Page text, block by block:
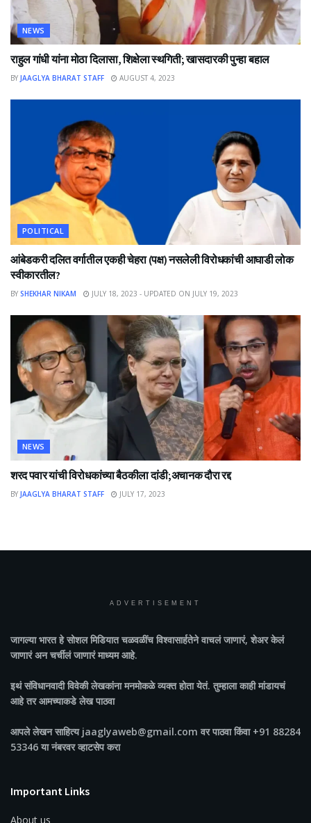
NEWS
राहुल गांधी यांना मोठा दिलासा, शिक्षेला स्थगिती; खासदारकी पुन्हा बहाल
BY JAAGLYA BHARAT STAFF AUGUST 4, 2023
POLITICAL
आंबेडकरी दलित वर्गातील एकही चेहरा (पक्ष) नसलेली विरोधकांची आघाडी लोक
स्वीकारतील?
BY SHEKHAR NIKAM JULY 18, 2023 - UPDATED ON JULY 19, 2023
NEWS
शरद पवार यांची विरोधकांच्या बैठकीला दांडी;अचानक दौरा रद्द
BY JAAGLYA BHARAT STAFF JULY 17, 2023
ADVERTISEMENT
जागल्या भारतहे सोशल मिडियात चळवळींच विश्वासार्हतेने वाचलं जाणारं, शेअर केलं
जाणारं अन चर्चीलं जाणारं माध्यम आहे.
इथं संविधानवादी विवेकी लेखकांना मनमोकळे व्यक्त होता येतं. तुम्हाला काही मांडायचं
आहे तर आमच्याकडे लेख पाठवा
आपले लेखन साहित्य jaaglyaweb@gmail.com वर पाठवा किंवा +91 88284
53346 या नंबरवर व्हाटसेप करा
Important Links
About us